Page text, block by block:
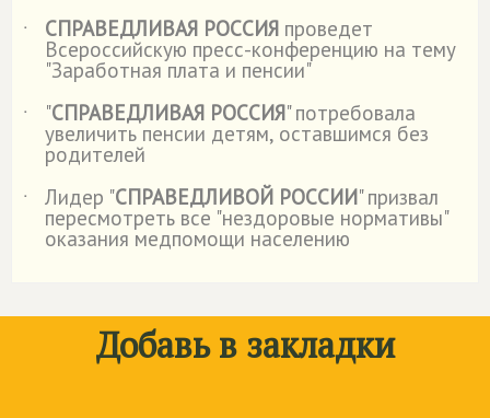
˙
СПРАВЕДЛИВАЯ РОССИЯ проведет
Всероссийскую пресс-конференцию на тему
"Заработная плата и пенсии"
˙
"СПРАВЕДЛИВАЯ РОССИЯ" потребовала
увеличить пенсии детям, оставшимся без
родителей
˙
Лидер "СПРАВЕДЛИВОЙ РОССИИ" призвал
пересмотреть все "нездоровые нормативы"
оказания медпомощи населению
Добавь в закладки